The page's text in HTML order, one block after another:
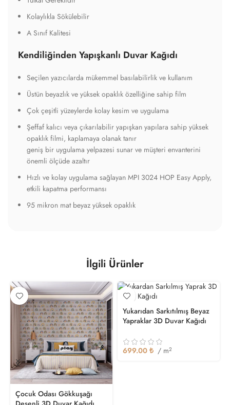
Kolaylıkla Sökülebilir
A Sınıf Kalitesi
Kendiliğinden Yapışkanlı Duvar Kağıdı
Seçilen yazıcılarda mükemmel basılabilirlik ve kullanım
Üstün beyazlık ve yüksek opaklık özelliğine sahip film
Çok çeşitli yüzeylerde kolay kesim ve uygulama
Şeffaf kalıcı veya çıkarılabilir yapışkan yapılara sahip yüksek
opaklık filmi, kaplamaya olanak tanır
geniş bir uygulama yelpazesi sunar ve müşteri envanterini
önemli ölçüde azaltır
Hızlı ve kolay uygulama sağlayan MPI 3024 HOP Easy Apply,
etkili kapatma performansı
95 mikron mat beyaz yüksek opaklık
İlgili Ürünler
Çocuk Odası Gökkuşağı
Yukarıdan Sarkıtılmış Beyaz
Yapraklar 3D Duvar Kağıdı
699.00 ₺ / m2